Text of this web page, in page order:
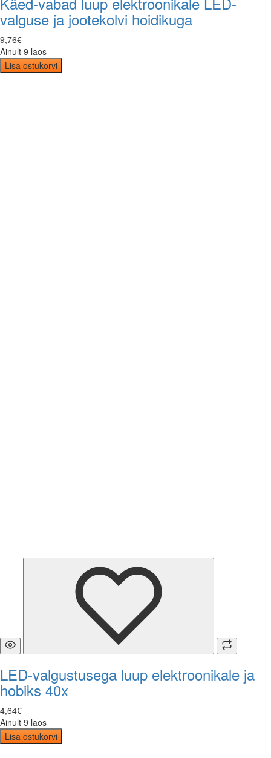
valguse ja jootekolvi hoidikuga
9,76€
Ainult 9 laos
Lisa ostukorvi
LED-valgustusega luup elektroonikale ja
hobiks 40x
4,64€
Ainult 9 laos
Lisa ostukorvi